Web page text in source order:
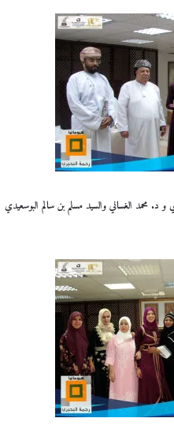
د. محمد الغساني والسيد مسلم بن سالم البوسعيدي